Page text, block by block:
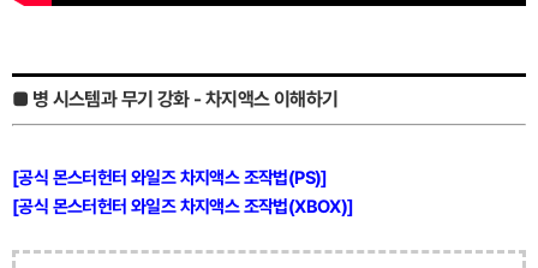
■ 병 시스템과 무기 강화 - 차지액스 이해하기
[공식 몬스터헌터 와일즈 차지액스 조작법(PS)]
[공식 몬스터헌터 와일즈 차지액스 조작법(XBOX)]